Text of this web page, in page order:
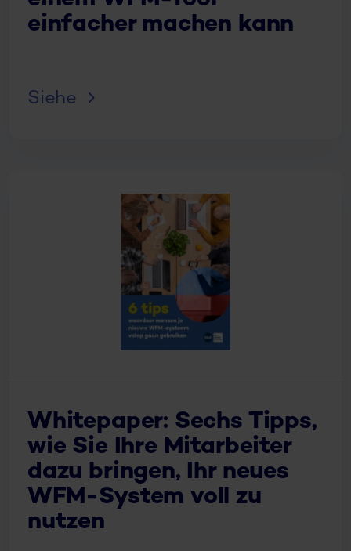
einfacher machen kann
Siehe
Whitepaper: Sechs Tipps,
wie Sie Ihre Mitarbeiter
dazu bringen, Ihr neues
WFM-System voll zu
nutzen